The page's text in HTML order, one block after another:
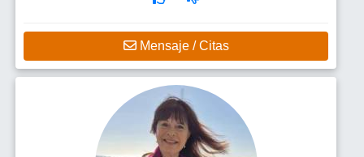
Mensaje / Citas